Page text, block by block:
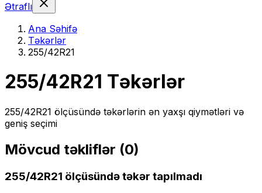
Ətraflı
Ana Səhifə
Təkərlər
255/42R21
255/42R21 Təkərlər
255/42R21 ölçüsündə təkərlərin ən yaxşı qiymətləri və
geniş seçimi
Mövcud təkliflər (0)
255/42R21 ölçüsündə təkər tapılmadı